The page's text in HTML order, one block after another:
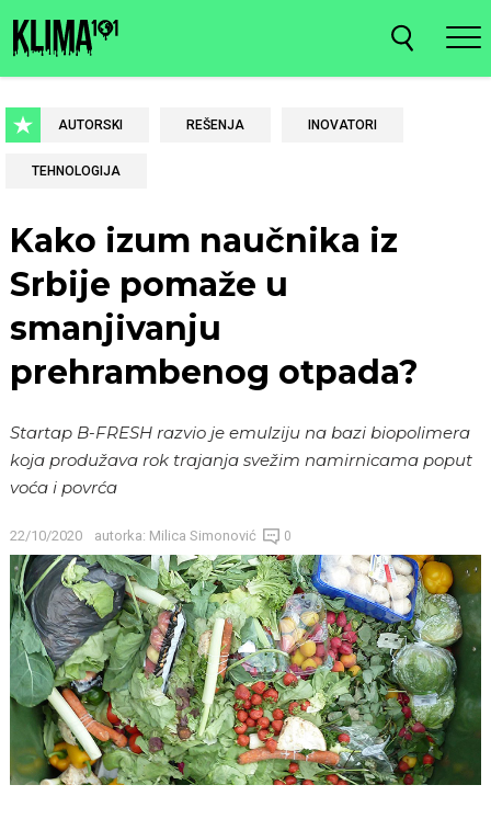
AUTORSKI REŠENJA INOVATORI
TEHNOLOGIJA
Kako izum naučnika iz
Srbije pomaže u
smanjivanju
prehrambenog otpada?
Startap B-FRESH razvio je emulziju na bazi biopolimera
koja produžava rok trajanja svežim namirnicama poput
voća i povrća
22/10/2020 autorka: Milica Simonović 0